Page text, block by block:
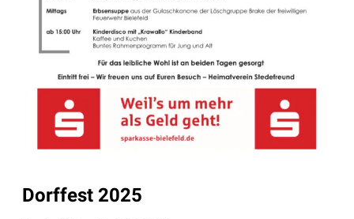
Dorffest 2025